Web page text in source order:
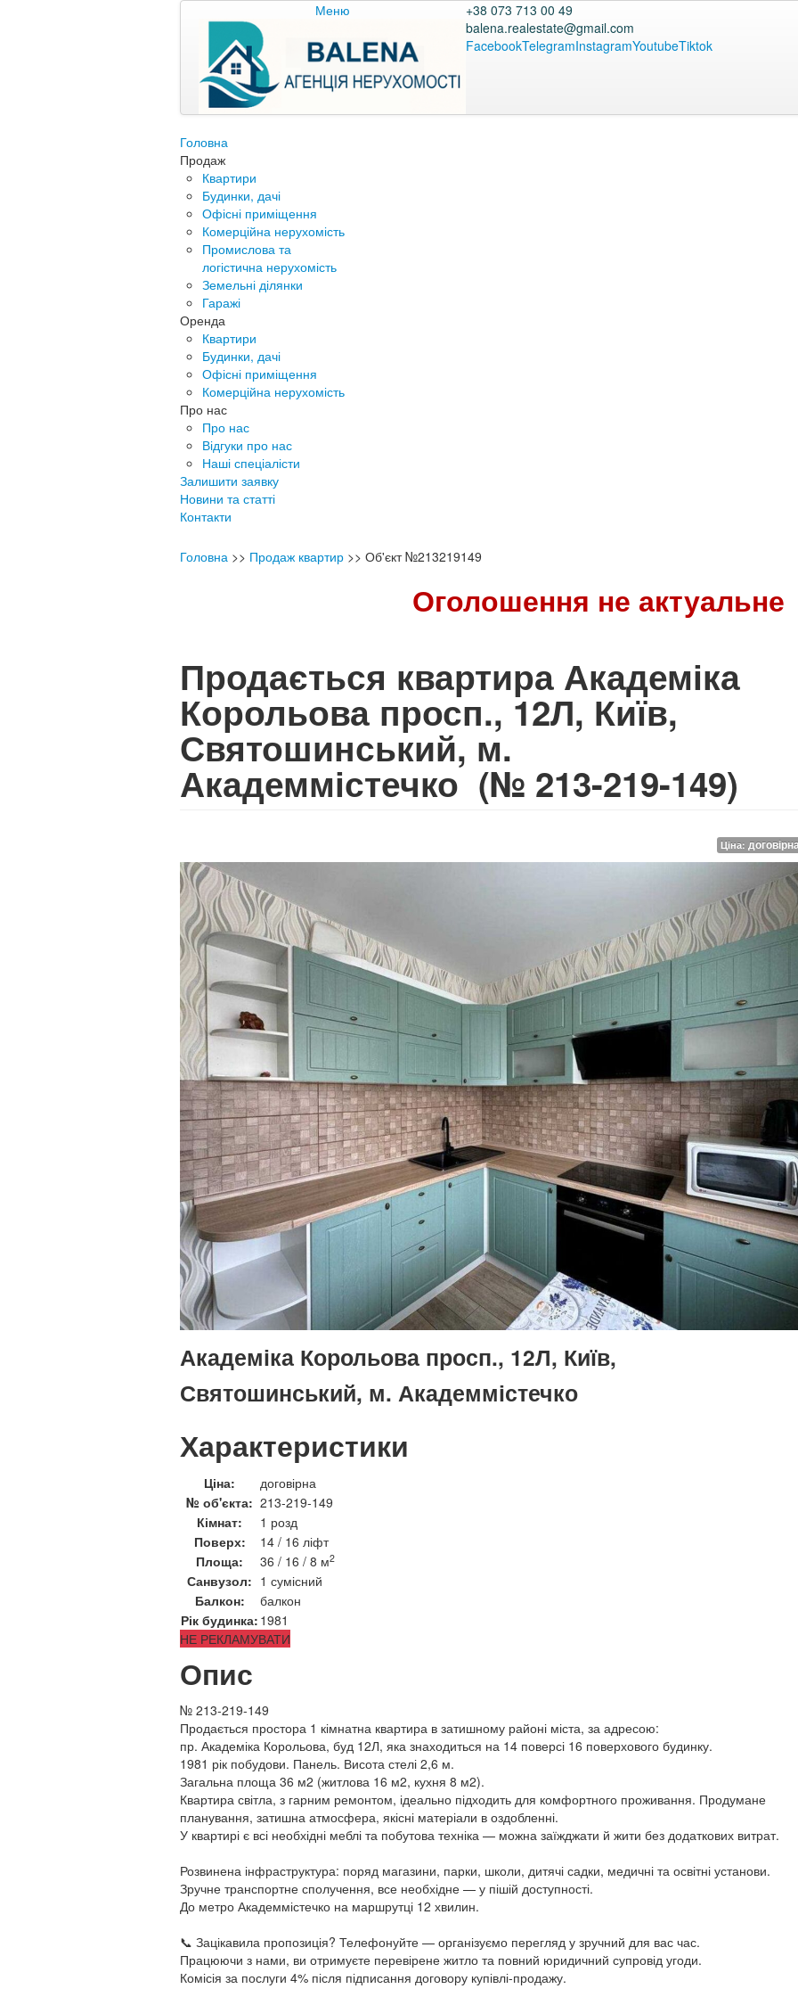
Меню
+38 073 713 00 49
balena.realestate@gmail.com
FacebookTelegramInstagramYoutubeTiktok
Головна
Продаж
Квартири
Будинки, дачі
Офісні приміщення
Комерційна нерухомість
Промислова та
логістична нерухомість
Земельні ділянки
Гаражі
Оренда
Квартири
Будинки, дачі
Офісні приміщення
Комерційна нерухомість
Про нас
Про нас
Відгуки про нас
Наші спеціалісти
Залишити заявку
Новини та статті
Контакти
Головна >> Продаж квартир >> Об'єкт №213219149
Оголошення не актуальне
Продається квартира Академіка
Корольова просп., 12Л, Київ,
Святошинський, м.
Академмістечко (№ 213-219-149)
Ціна:
Академіка Корольова просп., 12Л, Київ,
Святошинський, м. Академмістечко
Характеристики
Ціна:
договірна
№ об'єкта: 213-219-149
Кімнат:
1 розд
Поверх:
14 / 16 ліфт
Площа:
36 / 16 / 8 м2
Санвузол: 1 сумісний
Балкон:
балкон
Рік будинка: 1981
НЕ РЕКЛАМУВАТИ
Опис
№ 213-219-149
Продається простора 1 кімнатна квартира в затишному районі міста, за адресою:
пр. Академіка Корольова, буд 12Л, яка знаходиться на 14 поверсі 16 поверхового будинку.
1981 рік побудови. Панель. Висота стелі 2,6 м.
Загальна площа 36 м2 (житлова 16 м2, кухня 8 м2).
Квартира світла, з гарним ремонтом, ідеально підходить для комфортного проживання. Продумане
планування, затишна атмосфера, якісні матеріали в оздобленні.
У квартирі є всі необхідні меблі та побутова техніка — можна заїжджати й жити без додаткових витрат.
Розвинена інфраструктура: поряд магазини, парки, школи, дитячі садки, медичні та освітні установи.
Зручне транспортне сполучення, все необхідне — у пішій доступності.
До метро Академмістечко на маршрутці 12 хвилин.
📞 Зацікавила пропозиція? Телефонуйте — організуємо перегляд у зручний для вас час.
Працюючи з нами, ви отримуєте перевірене житло та повний юридичний супровід угоди.
Комісія за послуги 4% після підписання договору купівлі-продажу.